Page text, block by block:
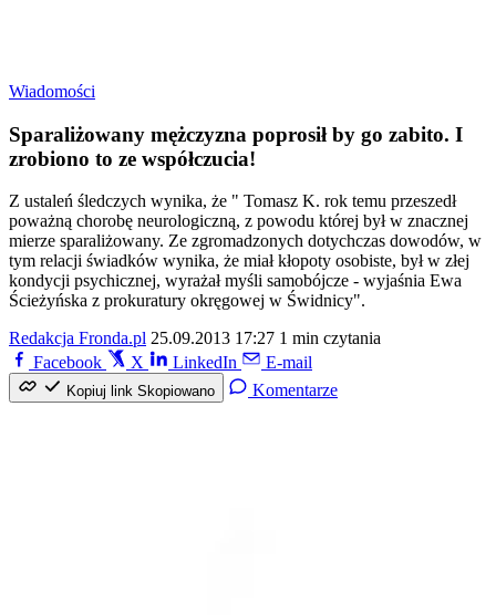
Wiadomości
Sparaliżowany mężczyzna poprosił by go zabito. I
zrobiono to ze współczucia!
Z ustaleń śledczych wynika, że " Tomasz K. rok temu przeszedł
poważną chorobę neurologiczną, z powodu której był w znacznej
mierze sparaliżowany. Ze zgromadzonych dotychczas dowodów, w
tym relacji świadków wynika, że miał kłopoty osobiste, był w złej
kondycji psychicznej, wyrażał myśli samobójcze - wyjaśnia Ewa
Ścieżyńska z prokuratury okręgowej w Świdnicy".
Redakcja Fronda.pl 25.09.2013 17:27 1 min czytania
Facebook
X LinkedIn E-mail
Kopiuj link Skopiowano Komentarze